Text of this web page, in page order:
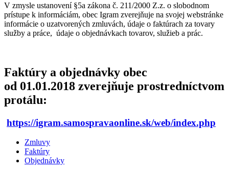
V zmysle ustanovení §5a zákona č. 211/2000 Z.z. o slobodnom
prístupe k informáciám, obec Igram zverejňuje na svojej webstránke
informácie o uzatvorených zmluvách, údaje o faktúrach za tovary
služby a práce, údaje o objednávkach tovarov, služieb a prác.
Faktúry a objednávky obec
od 01.01.2018 zverejňuje prostredníctvom
protálu:
https://igram.samospravaonline.sk/web/index.php
Zmluvy
Faktúry
Objednávky